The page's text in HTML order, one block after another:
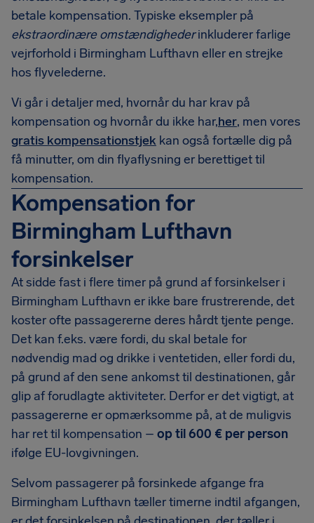
betale kompensation. Typiske eksempler på
ekstraordinære omstændighederinkluderer farlige
vejrforhold i Birmingham Lufthavn eller en strejke
hos flyvelederne.
Vi går i detaljer med, hvornår du har krav på
kompensation og hvornår du ikke har,her, men vores
gratis kompensationstjek kan også fortælle dig på
få minutter, om din flyaflysning er berettiget til
kompensation.
Kompensation for
Birmingham Lufthavn
forsinkelser
At sidde fast i flere timer på grund af forsinkelser i
Birmingham Lufthavn er ikke bare frustrerende, det
koster ofte passagererne deres hårdt tjente penge.
Det kan f.eks. være fordi, du skal betale for
nødvendig mad og drikke i ventetiden, eller fordi du,
på grund af den sene ankomst til destinationen, går
glip af forudlagte aktiviteter. Derfor er det vigtigt, at
passagererne er opmærksomme på, at de muligvis
har ret til kompensation – op til600 € per person
ifølge EU-lovgivningen.
Selvom passagerer på forsinkede afgange fra
Birmingham Lufthavn tæller timerne indtil afgangen,